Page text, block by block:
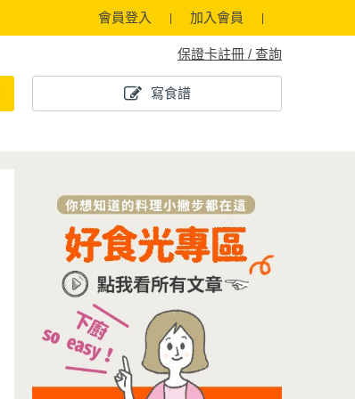
會員登入 加入會員
保證卡註冊 / 查詢
寫食譜